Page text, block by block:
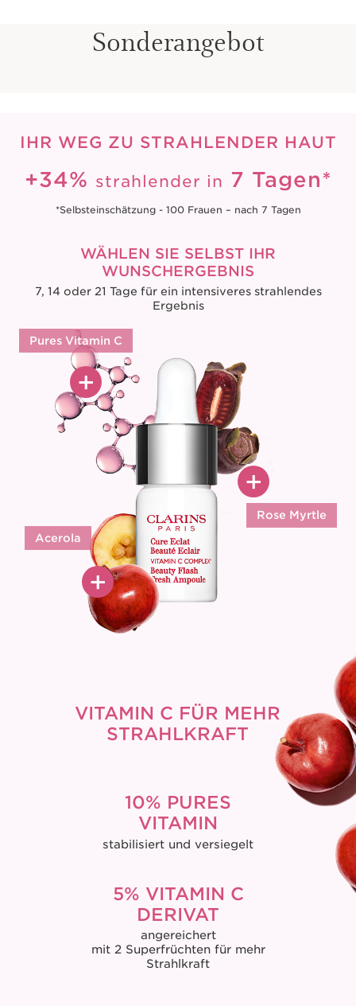
Sonderangebot
IHR WEG ZU STRAHLENDER HAUT
+34% strahlender in 7 Tagen*
*Selbsteinschätzung - 100 Frauen – nach 7 Tagen
WÄHLEN SIE SELBST IHR
WUNSCHERGEBNIS
7, 14 oder 21 Tage für ein intensiveres strahlendes
Ergebnis
+
+
+
Pures Vitamin C
Rose Myrtle
Acerola
PURES VITAMIN C
Ultra konzentriert und erst
bei Bedarf frisch gemixt
für maximale Wirkkraft
MEHR ERFAHREN
die Sauerstoffaufnahme
der Haut für mehr
ACEROLA
Reich an Vitamin C, trägt dazu
bei, das Erscheinungsbild
VITAMIN C FÜR MEHR
STRAHLKRAFT
10% PURES
VITAMIN
stabilisiert und versiegelt
5% VITAMIN C
DERIVAT
angereichert
mit 2 Superfrüchten für mehr
Strahlkraft